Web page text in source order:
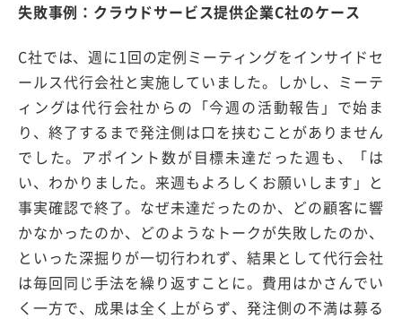
失敗事例：クラウドサービス提供企業C社のケース
C社では、週に1回の定例ミーティングをインサイドセ
ールス代行会社と実施していました。しかし、ミーテ
ィングは代行会社からの「今週の活動報告」で始ま
り、終了するまで発注側は口を挟むことがありません
でした。アポイント数が目標未達だった週も、「は
い、わかりました。来週もよろしくお願いします」と
事実確認で終了。なぜ未達だったのか、どの顧客に響
かなかったのか、どのようなトークが失敗したのか、
といった深掘りが一切行われず、結果として代行会社
は毎回同じ手法を繰り返すことに。費用はかさんでい
く一方で、成果は全く上がらず、発注側の不満は募る